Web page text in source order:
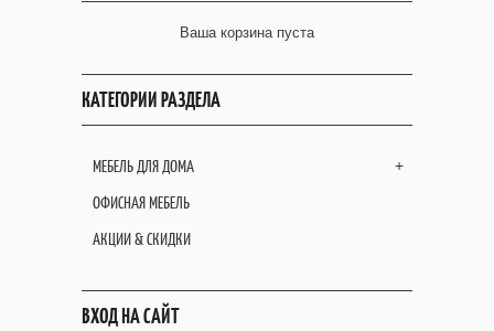
Ваша корзина пуста
КАТЕГОРИИ РАЗДЕЛА
+
МЕБЕЛЬ ДЛЯ ДОМА
ОФИСНАЯ МЕБЕЛЬ
АКЦИИ & СКИДКИ
ВХОД НА САЙТ